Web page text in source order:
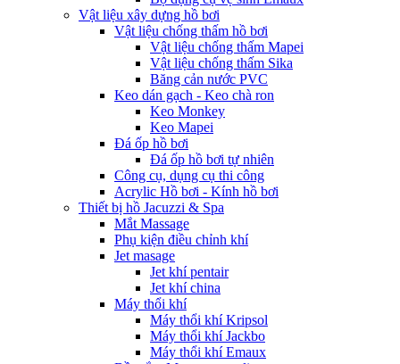
Vật liệu xây dựng hồ bơi
Vật liệu chống thấm hồ bơi
Vật liệu chống thấm Mapei
Vật liệu chống thấm Sika
Băng cản nước PVC
Keo dán gạch - Keo chà ron
Keo Monkey
Keo Mapei
Đá ốp hồ bơi
Đá ốp hồ bơi tự nhiên
Công cụ, dụng cụ thi công
Acrylic Hồ bơi - Kính hồ bơi
Thiết bị hồ Jacuzzi & Spa
Mắt Massage
Phụ kiện điều chỉnh khí
Jet masage
Jet khí pentair
Jet khí china
Máy thổi khí
Máy thổi khí Kripsol
Máy thổi khí Jackbo
Máy thổi khí Emaux